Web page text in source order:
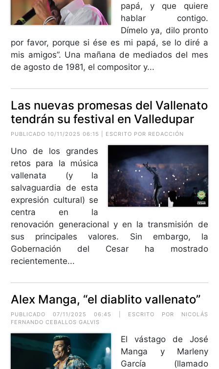
papá, y que quiere
hablar contigo.
Dímelo ya, dilo pronto
por favor, porque si ése es mi papá, se lo diré a
mis amigos”. Una mañana de mediados del mes
de agosto de 1981, el compositor y...
Las nuevas promesas del Vallenato
tendrán su festival en Valledupar
PUBLICADO 10/11/2025 06:15 | ESCRITO POR REDACCIÓN
Uno de los grandes
retos para la música
vallenata (y la
salvaguardia de esta
expresión cultural) se
centra en la
renovación generacional y en la transmisión de
sus principales valores. Sin embargo, la
Gobernación del Cesar ha mostrado
recientemente...
Alex Manga, “el diablito vallenato”
PUBLICADO 07/11/2025 06:45 | ESCRITO POR
NICOLÁS
FERNANDO CEBALLOS GALVIS
El vástago de José
Manga y Marleny
García (llamado